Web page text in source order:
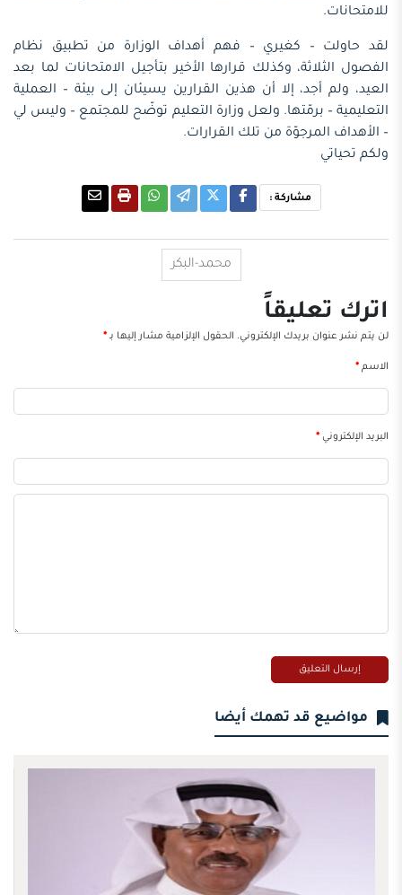
للامتحانات.
لقد حاولت – كغيري – فهم أهداف الوزارة من تطبيق نظام
الفصول الثلاثة، وكذلك قرارها الأخير بتأجيل الامتحانات لما بعد
العيد، ولم أجد، إلا أن هذين القرارين يسيئان إلى بيئة – العملية
التعليمية – برمّتها. ولعل وزارة التعليم توضّح للمجتمع – وليس لي
– الأهداف المرجوّة من تلك القرارات.
ولكم تحياتي
مشاركة :
محمد-البكر
اترك تعليقاً
لن يتم نشر عنوان بريدك الإلكتروني. الحقول الإلزامية مشار إليها بـ*
الاسم*
البريد الإلكتروني*
مواضيع قد تهمك أيضا